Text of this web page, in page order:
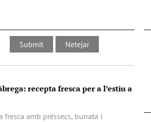
recepta fresca per a l’estiu a
amb préssecs, burrata i